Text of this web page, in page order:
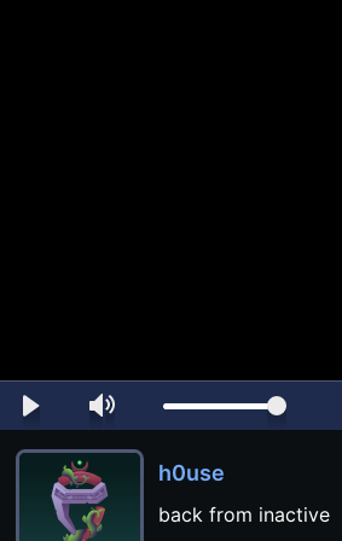
h0use
back from inactive